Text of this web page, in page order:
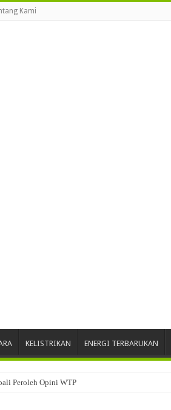
Kami
KELISTRIKAN ENERGI TERBARUKAN
Peroleh Opini WTP